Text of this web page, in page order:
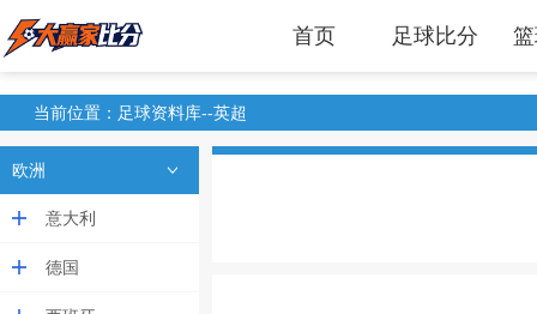
首页 足球比分
当前位置：足球资料库--英超
欧洲
意大利
德国